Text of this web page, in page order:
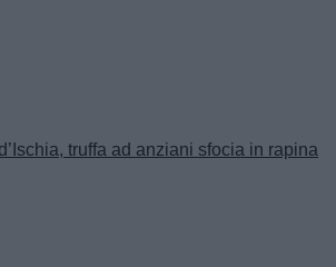
truffa ad anziani sfocia in rapina